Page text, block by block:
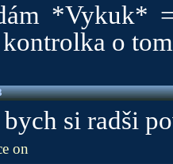
*Vykuk*
o
bych si radši
on